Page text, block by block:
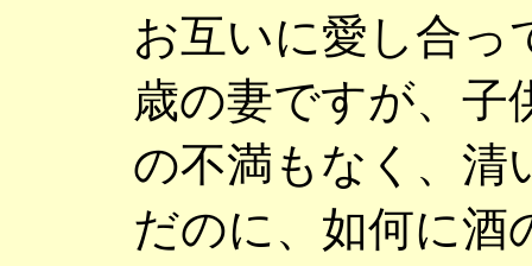
お互いに愛し合っ
歳の妻ですが、子
の不満もなく、清
だのに、如何に酒